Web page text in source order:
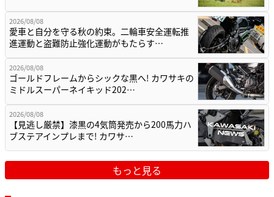
2026/08/08
愛車と自分を守る秋の約束。二輪車安全運転推
進運動と盗難防止強化運動がもたらす…
2026/08/08
ゴールドフレームからシックな黒へ! カワサキの
ミドルスーパーネイキッド202…
2026/08/08
【見逃し厳禁】漆黒の4気筒発売から200馬力ハ
ブステアインプレまで! カワサ…
もっと見る